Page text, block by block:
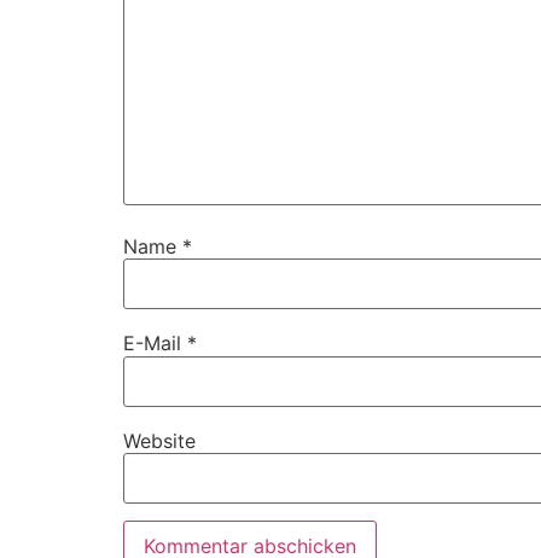
Name *
E-Mail *
Website